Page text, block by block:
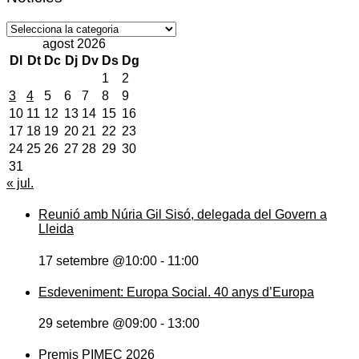
Notícies
agost 2026
Dl
Dt Dc Dj Dv Ds Dg
1
2
3
4 5 6 7 8
9
10 11 12 13 14 15 16
17 18 19 20 21 22 23
24 25 26 27 28 29 30
31
« jul.
Reunió amb Núria Gil Sisó, delegada del Govern a
Lleida
17 setembre @10:00 - 11:00
Esdeveniment: Europa Social. 40 anys d’Europa
29 setembre @09:00 - 13:00
Premis PIMEC 2026